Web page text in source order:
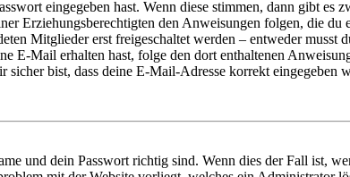
eingegeben hast. Wenn diese stimmen, dann gibt es
Erziehungsberechtigten den Anweisungen folgen, die
Mitglieder erst freigeschaltet werden – entweder musst
Mail erhalten hast, folge den dort enthaltenen
bist, dass deine E-Mail-Adresse korrekt eingegeben
und dein Passwort richtig sind. Wenn dies der Fall ist,